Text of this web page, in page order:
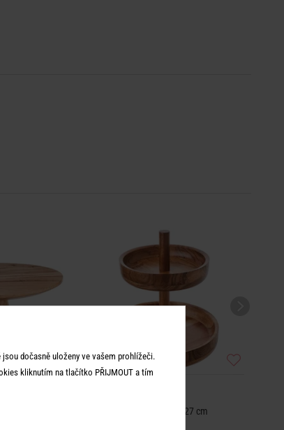
Etažér 2-patrový 27 cm
dočasně uloženy ve vašem prohlížeči.
kliknutím na tlačítko PŘIJMOUT a tím